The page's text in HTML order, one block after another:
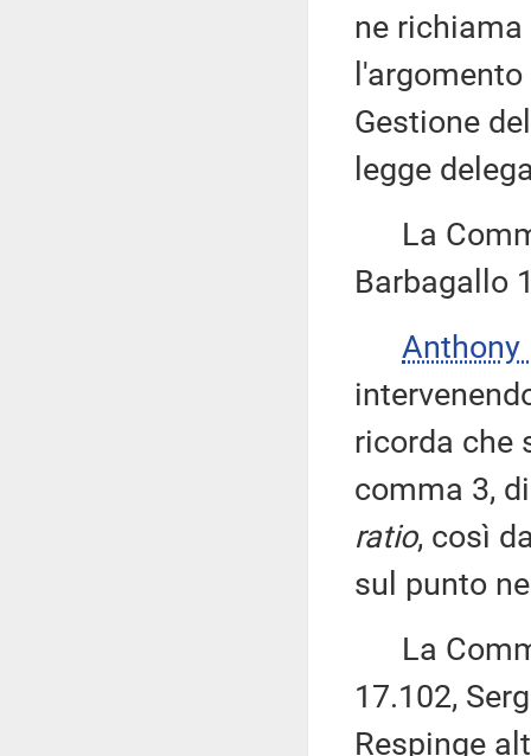
ne
Gestione
legge
La
Barbagallo
Anthony
ricorda che
comma 3,
ratio, così
sul punto
La
17.102,
Respinge